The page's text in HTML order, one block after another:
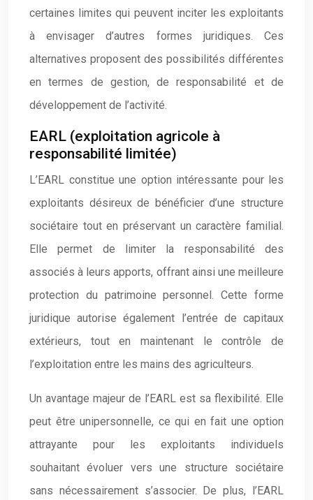
certaines limites qui peuvent inciter les exploitants
à envisager d’autres formes juridiques. Ces
alternatives proposent des possibilités différentes
en termes de gestion, de responsabilité et de
développement de l’activité.
EARL (exploitation agricole à
responsabilité limitée)
L’EARL constitue une option intéressante pour les
exploitants désireux de bénéficier d’une structure
sociétaire tout en préservant un caractère familial.
Elle permet de limiter la responsabilité des
associés à leurs apports, offrant ainsi une meilleure
protection du patrimoine personnel. Cette forme
juridique autorise également l’entrée de capitaux
extérieurs, tout en maintenant le contrôle de
l’exploitation entre les mains des agriculteurs.
Un avantage majeur de l’EARL est sa flexibilité. Elle
peut être unipersonnelle, ce qui en fait une option
attrayante pour les exploitants individuels
souhaitant évoluer vers une structure sociétaire
sans nécessairement s’associer. De plus, l’EARL